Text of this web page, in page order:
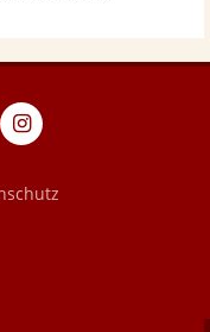
eventpeppers